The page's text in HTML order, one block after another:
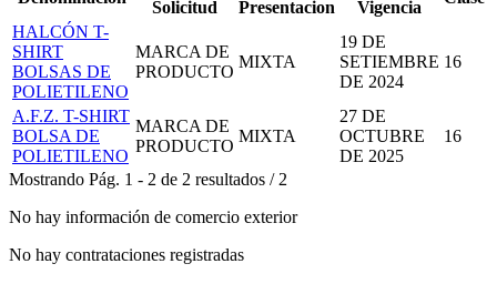
Solicitud
Presentacion
Vigencia
HALCÓN T-
SHIRT
BOLSAS DE
POLIETILENO
MARCA DE
PRODUCTO
MIXTA
19 DE
SETIEMBRE
DE 2024
16
A.F.Z. T-SHIRT
BOLSA DE
POLIETILENO
MARCA DE
PRODUCTO
MIXTA
27 DE
OCTUBRE
DE 2025
16
Mostrando Pág. 1 - 2 de 2 resultados / 2
No hay información de comercio exterior
No hay contrataciones registradas